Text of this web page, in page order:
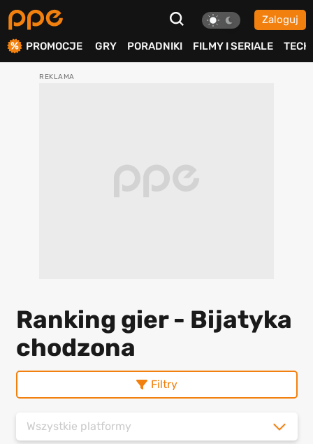
Zaloguj
PROMOCJE GRY PORADNIKI FILMY I SERIALE TECH
Ranking gier - Bijatyka
chodzona
Filtry
Wszystkie platformy